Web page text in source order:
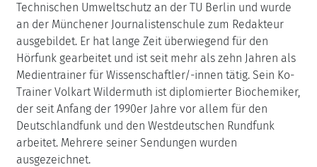
Technischen Umweltschutz an der TU Berlin und wurde
an der Münchener Journalistenschule zum Redakteur
ausgebildet. Er hat lange Zeit überwiegend für den
Hörfunk gearbeitet und ist seit mehr als zehn Jahren als
Medientrainer für Wissenschaftler/-innen tätig. Sein Ko-
Trainer Volkart Wildermuth ist diplomierter Biochemiker,
der seit Anfang der 1990er Jahre vor allem für den
Deutschlandfunk und den Westdeutschen Rundfunk
arbeitet. Mehrere seiner Sendungen wurden
ausgezeichnet.